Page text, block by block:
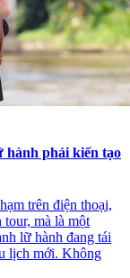
hành phải kiến tạo
trên điện thoại,
mà là một
lữ hành đang tái
lịch mới. Không